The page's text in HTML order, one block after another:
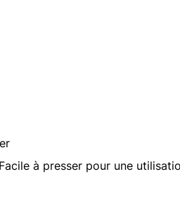
à presser pour une